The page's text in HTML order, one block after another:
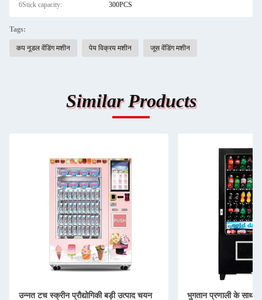
6Stick capacity: 300PCS
Tags:
कप नूडल वेंडिंग मशीन पेय विक्रय मशीन जूस वेंडिंग मशीन
Similar Products
उन्नत टच स्क्रीन प्रौद्योगिकी बड़ी उत्पाद चयन
भुगतान प्रणाली के साथ